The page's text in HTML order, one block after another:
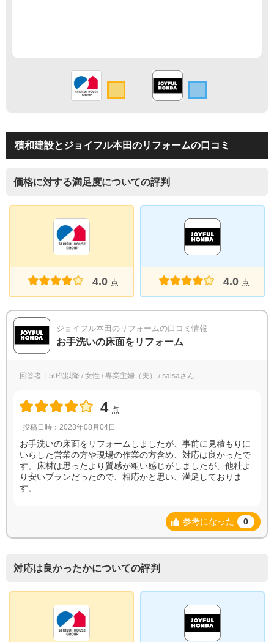
積和建設とジョイフル本田のリフォームの口コミ
価格に対する満足度についての評判
4.0 点 4.0 点
ジョイフル本田のリフォームの口コミ情報
お手洗いの床面をリフォーム
回答者：50代以降 / 女性 / 専業主婦（夫） / salsaさん
4 点
投稿日時：2023年08月04日
お手洗いの床面をリフォームしましたが、事前に見積もりに
いらした営業の方や現場の作業の方含め、対応は良かったで
す。床材は思ったより質感が粗い感じがしましたが、他社よ
り安いプランだったので、相応かと思い、満足しておりま
す。
参考になった 0
対応は良かったかについての評判